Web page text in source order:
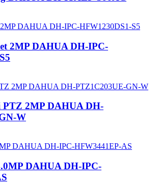
2MP DAHUA DH-IPC-
PTZ 2MP DAHUA DH-
W
DAHUA DH-IPC-